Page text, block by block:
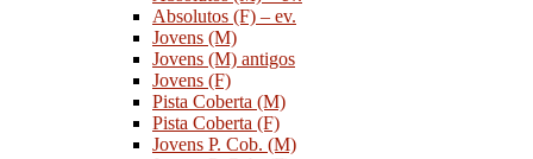
Absolutos (F) – ev.
Jovens (M)
Jovens (M) antigos
Jovens (F)
Pista Coberta (M)
Pista Coberta (F)
Jovens P. Cob. (M)